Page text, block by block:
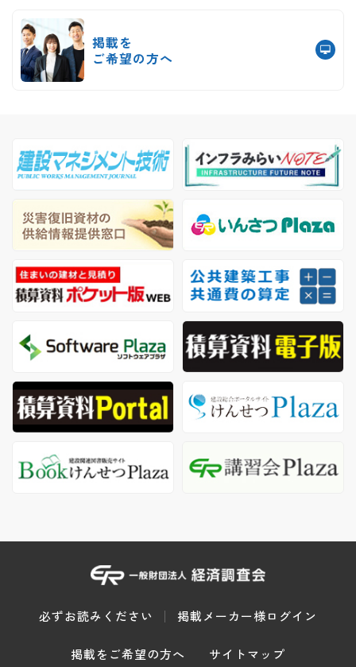
掲載を
ご希望の方へ
必ずお読みください 掲載メーカー様ログイン
掲載をご希望の方へ サイトマップ